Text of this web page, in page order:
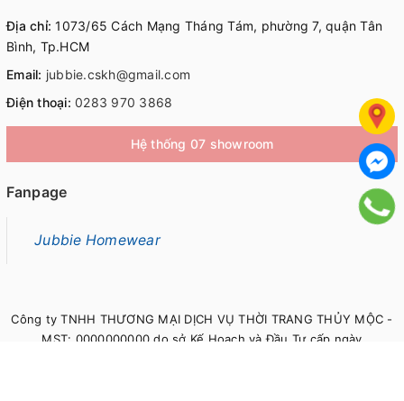
Địa chỉ: 1073/65 Cách Mạng Tháng Tám, phường 7, quận Tân
Bình, Tp.HCM
Email: jubbie.cskh@gmail.com
Điện thoại: 0283 970 3868
Hệ thống 07 showroom
Công ty TNHH THƯƠNG MẠI DỊCH VỤ THỜI TRANG THỦY MỘC -
MST: 0000000000 do sở Kế Hoạch và Đầu Tư cấp ngày
Fanpage
Jubbie Homewear